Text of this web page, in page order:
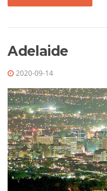
Adelaide
2020-09-14